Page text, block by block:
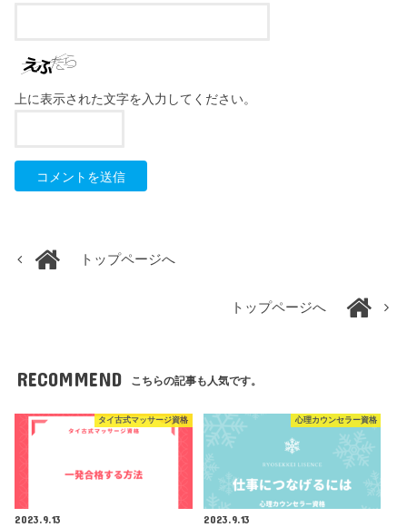
上に表示された文字を入力してください。
トップページへ
トップページへ
RECOMMEND こちらの記事も人気です。
タイ古式マッサージ資格
2023.9.13
心理カウンセラー資格
2023.9.13